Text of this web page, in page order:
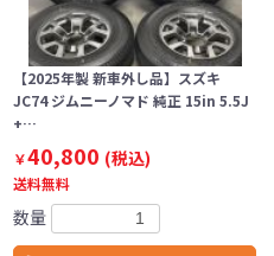
【2025年製 新車外し品】スズキ
JC74 ジムニーノマド 純正 15in 5.5J
+…
￥40,800 (税込)
送料無料
数量